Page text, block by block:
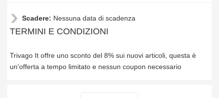
Scadere: Nessuna data di scadenza
TERMINI E CONDIZIONI
Trivago It offre uno sconto del 8% sui nuovi articoli, questa è
un'offerta a tempo limitato e nessun coupon necessario